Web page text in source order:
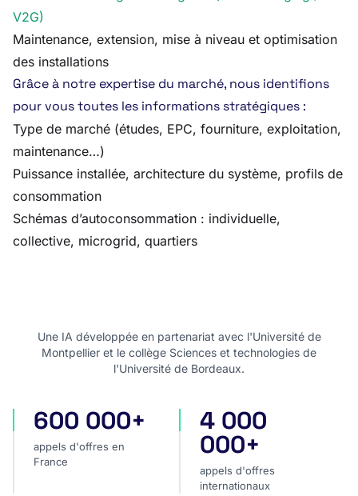
V2G)
Maintenance, extension, mise à niveau et optimisation
des installations
Grâce à notre expertise du marché, nous identifions
pour vous toutes les informations stratégiques :
Type de marché (études, EPC, fourniture, exploitation,
maintenance…)
Puissance installée, architecture du système, profils de
consommation
Schémas d’autoconsommation : individuelle,
collective, microgrid, quartiers
Une IA développée en partenariat avec l'Université de
Montpellier et le collège Sciences et technologies de
l'Université de Bordeaux.
appels d'offres en France
600 000+
appels d'offres en
France
appels d'offres
4 000
000+
appels d'offres
internationaux